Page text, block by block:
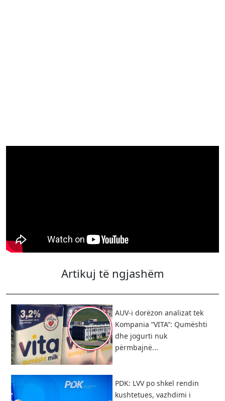
Artikuj të ngjashëm
AUV-i dorëzon analizat tek
Kompania “VITA”: Qumështi
dhe jogurti nuk
përmbajnë...
PDK: LVV po shkel rendin
kushtetues, vazhdimi i